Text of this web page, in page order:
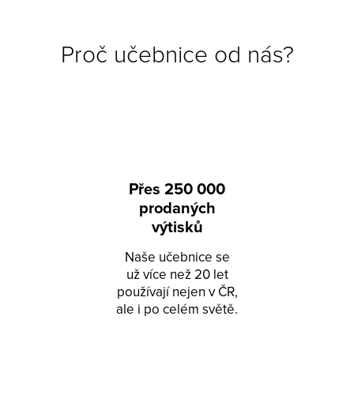
Proč učebnice od nás?
Přes 250 000
prodaných
výtisků
Naše učebnice se
už více než 20 let
používají nejen v ČR,
ale i po celém světě.